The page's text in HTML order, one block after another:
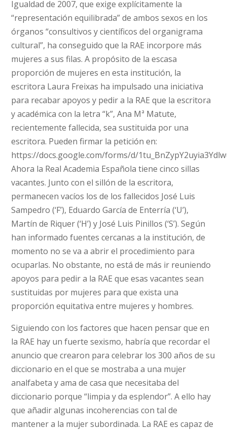
Igualdad de 2007, que exige explícitamente la
“representación equilibrada” de ambos sexos en los
órganos “consultivos y científicos del organigrama
cultural”, ha conseguido que la RAE incorpore más
mujeres a sus filas. A propósito de la escasa
proporción de mujeres en esta institución, la
escritora Laura Freixas ha impulsado una iniciativa
para recabar apoyos y pedir a la RAE que la escritora
y académica con la letra “k”, Ana Mª Matute,
recientemente fallecida, sea sustituida por una
escritora. Pueden firmar la petición en:
https://docs.google.com/forms/d/
Ahora la Real Academia Española tiene cinco sillas
vacantes. Junto con el sillón de la escritora,
permanecen vacíos los de los fallecidos José Luis
Sampedro (‘F’), Eduardo García de Enterría (‘U’),
Martín de Riquer (‘H’) y José Luis Pinillos (‘S’). Según
han informado fuentes cercanas a la institución, de
momento no se va a abrir el procedimiento para
ocuparlas. No obstante, no está de más ir reuniendo
apoyos para pedir a la RAE que esas vacantes sean
sustituidas por mujeres para que exista una
proporción equitativa entre mujeres y hombres.
Siguiendo con los factores que hacen pensar que en
la RAE hay un fuerte sexismo, habría que recordar el
anuncio que crearon para celebrar los 300 años de su
diccionario en el que se mostraba a una mujer
analfabeta y ama de casa que necesitaba del
diccionario porque “limpia y da esplendor”. A ello hay
que añadir algunas incoherencias con tal de
mantener a la mujer subordinada. La RAE es capaz de